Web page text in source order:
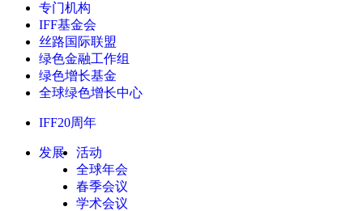
专门机构
IFF基金会
丝路国际联盟
绿色金融工作组
绿色增长基金
全球绿色增长中心
IFF20周年
发展
活动
全球年会
春季会议
学术会议